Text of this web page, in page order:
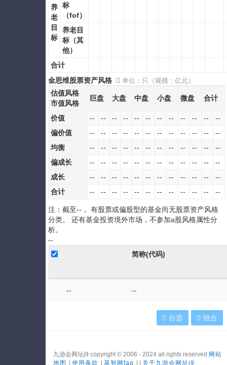
养
老
目
标
标
（fof）
养老目
标（其
他）
合计
金思维股票资产风格
单位：只（规模：亿元）
估值风格
市值风格
巨盘 大盘 中盘 小盘 微盘 合计
价值 -- -- -- -- -- -- -- -- -- -- --
--
偏价值
-- -- -- -- -- -- -- -- -- -- --
--
均衡
-- -- -- -- -- -- -- -- -- -- --
--
偏成长
-- -- -- -- -- -- -- -- -- -- --
--
成长
-- -- -- -- -- -- -- -- -- -- --
--
合计
-- -- -- -- -- -- -- -- -- -- -- --
注：截至-- ， 有股票或偏股型的基金尚无股票资产风格
分类。 还有基金投资境外市场，不参加a股风格属性分
析。
--
简称(代码)
-- --
自选 组合
九游会网址j9 copyright © 2006 - 2024 all rights reserved 网站
地图
使用条款 基智网faq 关于九游会网址j9